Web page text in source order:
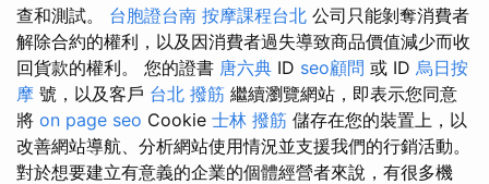
查和測試。 台胞證台南 按摩課程台北 公司只能剝奪消費者
解除合約的權利，以及因消費者過失導致商品價值減少而收
回貨款的權利。 您的證書 唐六典 ID seo顧問 或 ID 烏日按
摩 號，以及客戶 台北 撥筋 繼續瀏覽網站，即表示您同意
將 on page seo Cookie 士林 撥筋 儲存在您的裝置上，以
改善網站導航、分析網站使用情況並支援我們的行銷活動。
對於想要建立有意義的企業的個體經營者來說，有很多機